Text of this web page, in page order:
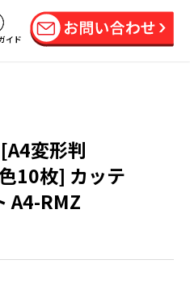
イド
変形判
10枚] カッテ
A4-RMZ